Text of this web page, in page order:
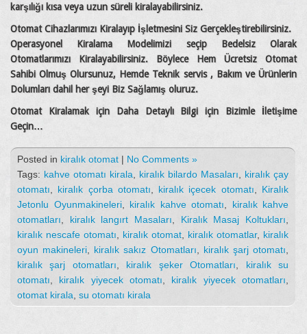
karşılığı kısa veya uzun süreli kiralayabilirsiniz.
Otomat Cihazlarımızı Kiralayıp İşletmesini Siz Gerçekleştirebilirsiniz.
Operasyonel Kiralama Modelimizi seçip Bedelsiz Olarak
Otomatlarımızı Kiralayabilirsiniz. Böylece Hem Ücretsiz Otomat
Sahibi Olmuş Olursunuz, Hemde Teknik servis , Bakım ve Ürünlerin
Dolumları dahil her şeyi Biz Sağlamış oluruz.
Otomat Kiralamak için Daha Detaylı Bilgi için Bizimle İletişime
Geçin…
Posted in kiralık otomat | No Comments »
Tags: kahve otomatı kirala kiralık bilardo Masaları
kiralık çay
otomatı
kiralık çorba otomatı kiralık içecek otomatı
Kiralık
Jetonlu Oyunmakineleri, kiralık kahve otomatı
kiralık kahve
otomatları
kiralık langırt Masaları Kiralık Masaj Koltukları
kiralık nescafe otomatı
kiralık otomat kiralık otomatlar, kiralık
oyun makineleri
kiralık sakız Otomatları kiralık şarj otomatı
kiralık şarj otomatları
kiralık şeker Otomatları
kiralık su
otomatı
kiralık yiyecek otomatı kiralık yiyecek otomatları
otomat kirala su otomatı kirala